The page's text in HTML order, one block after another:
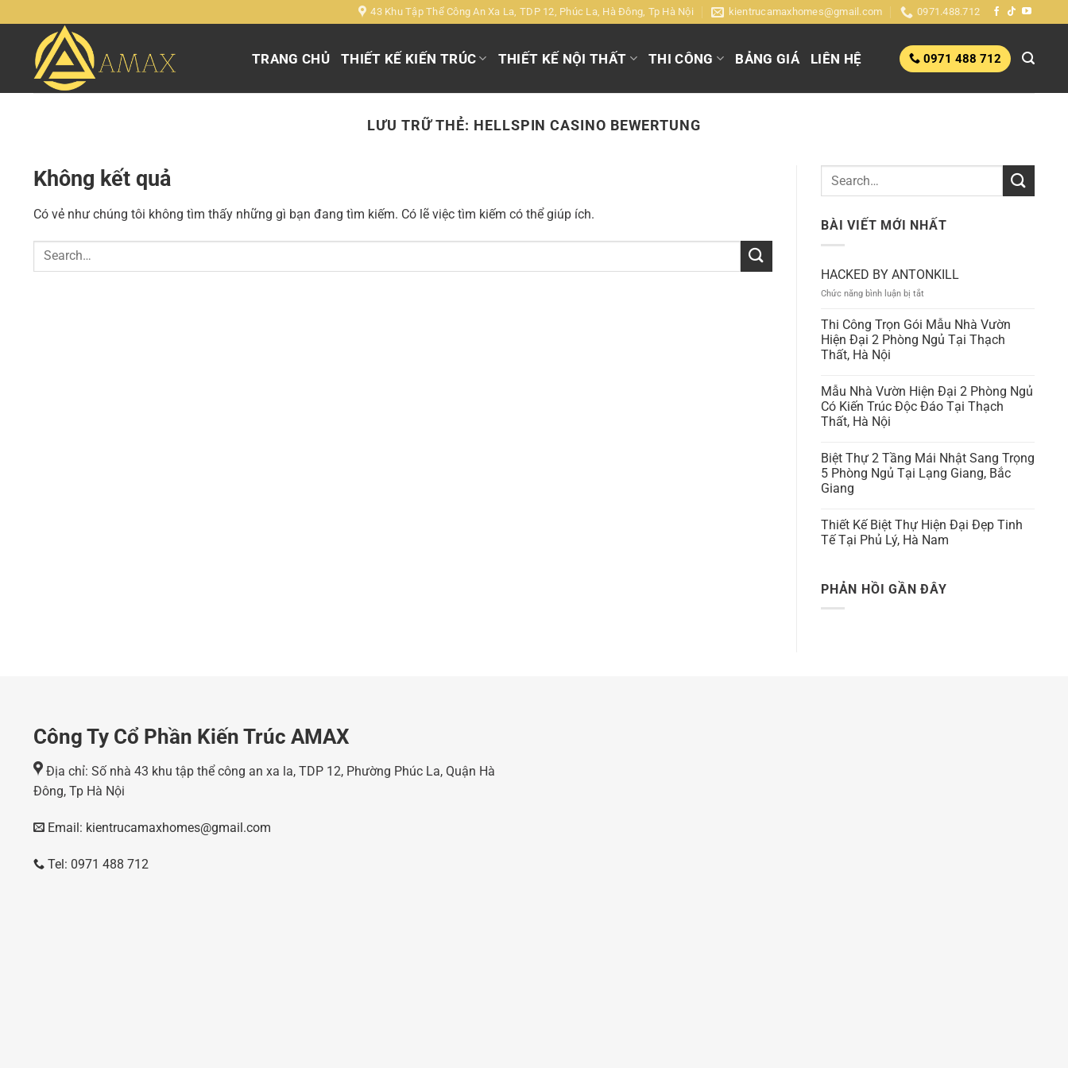
đến
43 Khu Tập Thể Công An Xa La, TDP 12, Phúc La, Hà Đông, Tp Hà Nội kientrucamaxhomes@gmail.com 0971.488.712
TRANG CHỦ THIẾT KẾ KIẾN TRÚC THIẾT KẾ NỘI THẤT THI CÔNG BẢNG GIÁ LIÊN HỆ 0971 488 712
LƯU TRỮ THẺ: HELLSPIN CASINO BEWERTUNG
Không kết quả
Có vẻ như chúng tôi không tìm thấy những gì bạn đang tìm kiếm. Có lẽ việc tìm kiếm có thể giúp ích.
BÀI VIẾT MỚI NHẤT
HACKED BY ANTONKILL
Chức năng bình luận bị tắt
BY
ANTONKILL
Thi Công Trọn Gói Mẫu Nhà Vườn
Hiện Đại 2 Phòng Ngủ Tại Thạch
Thất, Hà Nội
Mẫu Nhà Vườn Hiện Đại 2 Phòng Ngủ
Có Kiến Trúc Độc Đáo Tại Thạch
Thất, Hà Nội
Biệt Thự 2 Tầng Mái Nhật Sang Trọng
5 Phòng Ngủ Tại Lạng Giang, Bắc
Giang
Thiết Kế Biệt Thự Hiện Đại Đẹp Tinh
Tế Tại Phủ Lý, Hà Nam
PHẢN HỒI GẦN ĐÂY
Công Ty Cổ Phần Kiến Trúc AMAX
Địa chỉ: Số nhà 43 khu tập thể công an xa la, TDP 12, Phường Phúc La, Quận Hà
Đông, Tp Hà Nội
Email: kientrucamaxhomes@gmail.com
Tel: 0971 488 712